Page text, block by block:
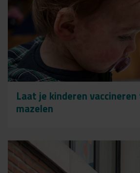
Laat je kinderen
mazelen